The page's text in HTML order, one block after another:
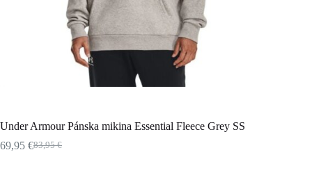
Under Armour Pánska mikina Essential Fleece Grey SS
83,95€
Pôvodná
69,95 €Aktuálna